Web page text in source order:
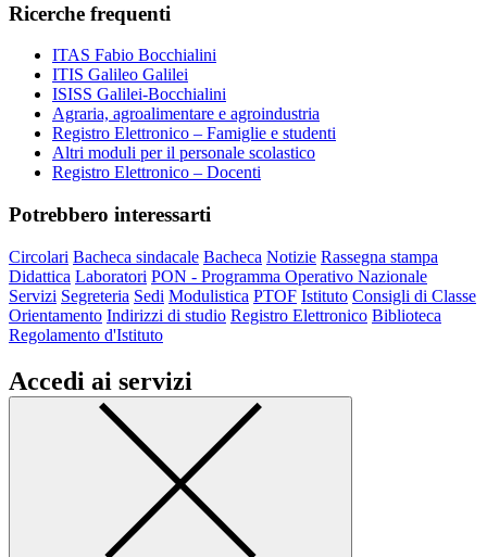
Ricerche frequenti
ITAS Fabio Bocchialini
ITIS Galileo Galilei
ISISS Galilei-Bocchialini
Agraria, agroalimentare e agroindustria
Registro Elettronico – Famiglie e studenti
Altri moduli per il personale scolastico
Registro Elettronico – Docenti
Potrebbero interessarti
Circolari Bacheca sindacale Bacheca Notizie Rassegna stampa
Didattica Laboratori PON - Programma Operativo Nazionale
Servizi Segreteria Sedi Modulistica PTOF Istituto Consigli di Classe
Orientamento Indirizzi di studio Registro Elettronico Biblioteca
Regolamento d'Istituto
Accedi ai servizi